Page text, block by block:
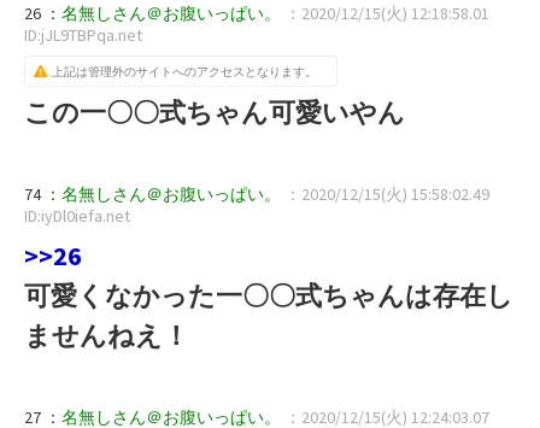
26 ： 名無しさん＠お腹いっぱい。
：2020/12/15(火) 12:18:58.01
ID:jJL9TBPqa.net
上記は管理外のサイトへのアクセスとなります。
この一〇〇式ちゃん可愛いやん
74 ： 名無しさん＠お腹いっぱい。
：2020/12/15(火) 15:58:02.49
ID:iyDl0iefa.net
>>26
可愛くなかった一〇〇式ちゃんは存在し
ませんねえ！
27 ： 名無しさん＠お腹いっぱい。
：2020/12/15(火) 12:24:03.07